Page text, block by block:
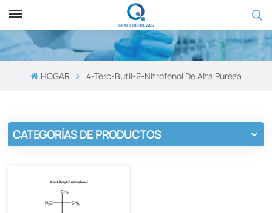
HOGAR 4-Terc-Butil-2-Nitrofenol De Alta Pureza
CATEGORÍAS DE PRODUCTOS